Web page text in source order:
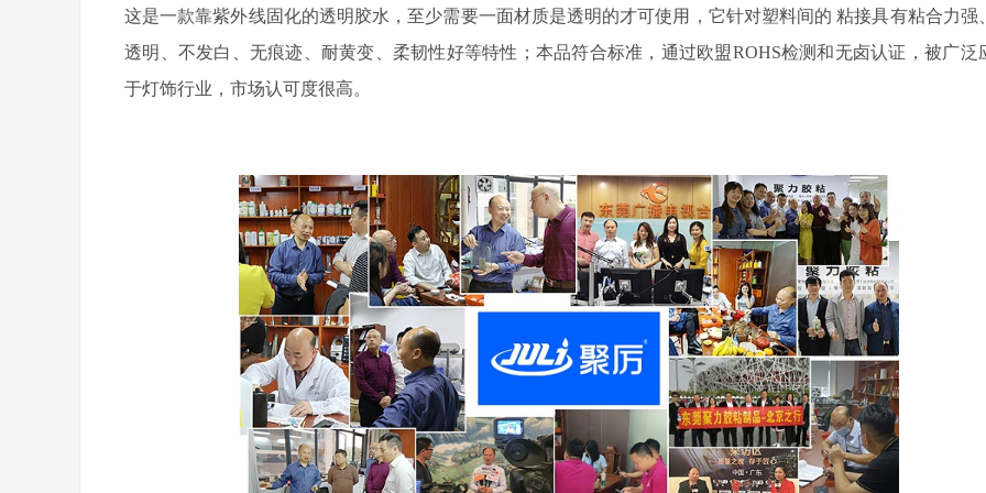
这是一款靠紫外线固化的透明胶水，至少需要一面材质是透明的才可使用，它针对塑料间的 粘接具有粘合力强
透明、不发白、无痕迹、耐黄变、柔韧性好等特性；本品符合标准，通过欧盟ROHS检测和无卤认证 ，被广泛
于灯饰行业，市场认可度很高。